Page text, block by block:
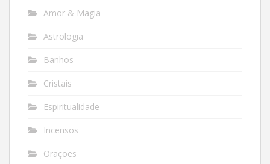
Amor & Magia
Astrologia
Banhos
Cristais
Espiritualidade
Incensos
Orações